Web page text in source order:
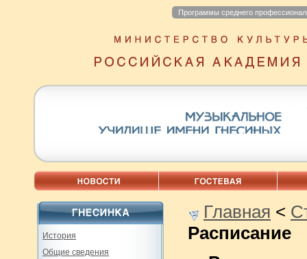
Программы среднего
История
Общие сведения
Главная <
Расписание